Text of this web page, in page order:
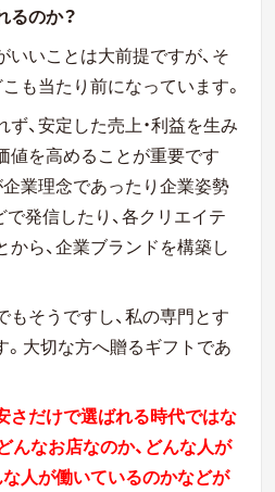
るのか？
いことは大前提ですが、そ
も当たり前になっています。
、安定した売上・利益を生み
値を高めることが重要です
業理念であったり企業姿勢
発信したり、各クリエイテ
ら、企業ブランドを構築し
そうですし、私の専門とす
。大切な方へ贈るギフトであ
さだけで選ばれる時代ではな
んなお店なのか、どんな人が
人が働いているのかなどが